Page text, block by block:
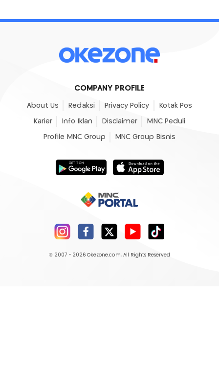
COMPANY PROFILE
About Us Redaksi Privacy Policy Kotak Pos
Karier Info Iklan Disclaimer MNC Peduli
Profile MNC Group MNC Group Bisnis
© 2007 - 2026 Okezone.com, All Rights Reserved